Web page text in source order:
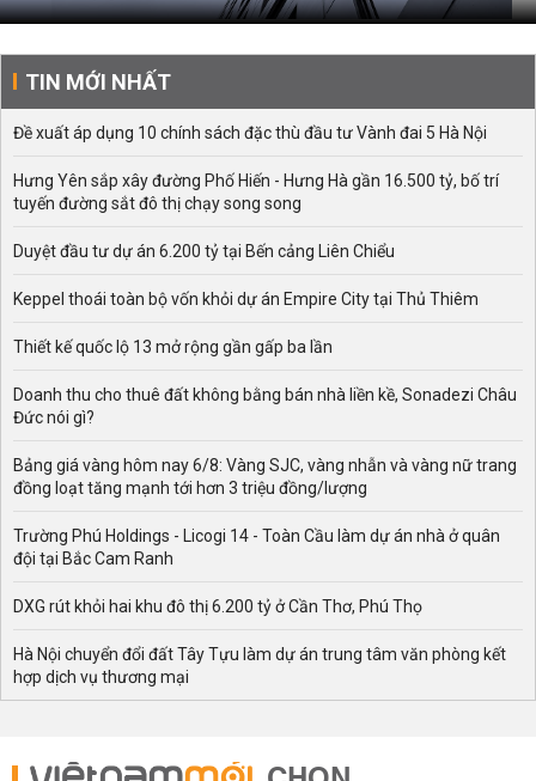
TIN MỚI NHẤT
Đề xuất áp dụng 10 chính sách đặc thù đầu tư Vành đai 5 Hà Nội
Hưng Yên sắp xây đường Phố Hiến - Hưng Hà gần 16.500 tỷ, bố trí
tuyến đường sắt đô thị chạy song song
Duyệt đầu tư dự án 6.200 tỷ tại Bến cảng Liên Chiểu
Keppel thoái toàn bộ vốn khỏi dự án Empire City tại Thủ Thiêm
Thiết kế quốc lộ 13 mở rộng gần gấp ba lần
Doanh thu cho thuê đất không bằng bán nhà liền kề, Sonadezi Châu
Đức nói gì?
Bảng giá vàng hôm nay 6/8: Vàng SJC, vàng nhẫn và vàng nữ trang
đồng loạt tăng mạnh tới hơn 3 triệu đồng/lượng
Trường Phú Holdings - Licogi 14 - Toàn Cầu làm dự án nhà ở quân
đội tại Bắc Cam Ranh
DXG rút khỏi hai khu đô thị 6.200 tỷ ở Cần Thơ, Phú Thọ
Hà Nội chuyển đổi đất Tây Tựu làm dự án trung tâm văn phòng kết
hợp dịch vụ thương mại